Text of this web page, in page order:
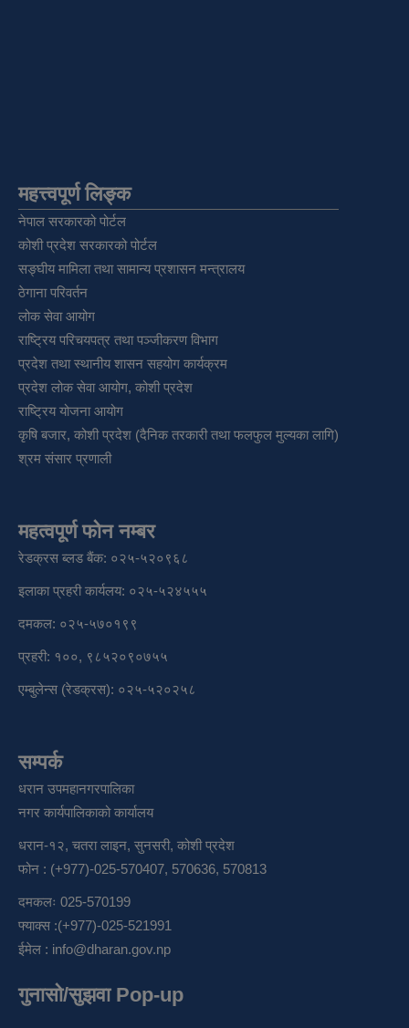
महत्त्वपूर्ण लिङ्क
नेपाल सरकारको पोर्टल
कोशी प्रदेश सरकारको पोर्टल
सङ्‍घीय मामिला तथा सामान्य प्रशासन मन्त्रालय
ठेगाना परिवर्तन
लोक सेवा आयोग
राष्ट्रिय परिचयपत्र तथा पञ्‍जीकरण विभाग
प्रदेश तथा स्थानीय शासन सहयोग कार्यक्रम
प्रदेश लोक सेवा आयोग, कोशी प्रदेश
राष्ट्रिय योजना आयोग
कृषि बजार, कोशी प्रदेश (दैनिक तरकारी तथा फलफुल मुल्यका लागि)
श्रम संसार प्रणाली
महत्वपूर्ण फोन नम्बर
रेडक्रस ब्लड बैंक: ०२५-५२०९६८
इलाका प्रहरी कार्यलय: ०२५-५२४५५५
दमकल: ०२५-५७०१९९
प्रहरी: १००, ९८५२०९०७५५
एम्बुलेन्स (रेडक्रस): ०२५-५२०२५८
सम्पर्क
धरान उपमहानगरपालिका
नगर कार्यपालिकाको कार्यालय
धरान-१२, चतरा लाइन, सुनसरी, कोशी प्रदेश
फोन : (+977)-025-570407, 570636, 570813
दमकलः 025-570199
फ्याक्स :(+977)-025-521991
ईमेल : info@dharan.gov.np
गुनासो/सुझवा Pop-up